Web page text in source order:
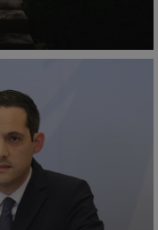
YouTube
.youtube.com